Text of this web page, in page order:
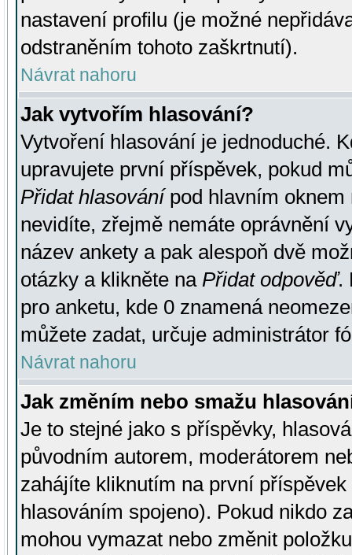
nastavení profilu (je možné
odstraněním tohoto zaškrtnutí).
Návrat nahoru
Jak vytvořím hlasování?
Vytvoření hlasování je jednoduché.
upravujete první příspěvek, pokud
Přidat hlasovánípod hlavním oknem
nevidíte, zřejmě nemáte oprávnění
název ankety a pak alespoň dvě
otázky a klikněte na Přidat odpověď.
pro anketu, kde 0 znamená
můžete zadat, určuje administrátor
Návrat nahoru
Jak změním nebo smažu
Je to stejné jako s příspěvky,
původním autorem, moderátorem
zahájíte kliknutím na první
hlasováním spojeno). Pokud nikdo
mohou vymazat nebo změnit